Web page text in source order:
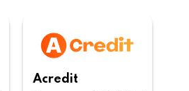
Acredit